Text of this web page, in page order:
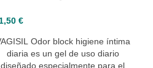
€
Odor block higiene íntima
diaria es un gel de uso diario
diseñado especialmente para el